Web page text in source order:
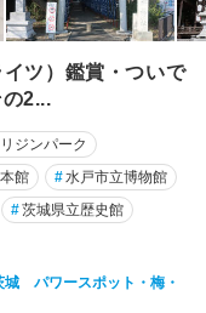
ツ）鑑賞・ついで
2...
ジンパーク
館 #水戸市立博物館
#茨城県立歴史館
パワースポット・梅・